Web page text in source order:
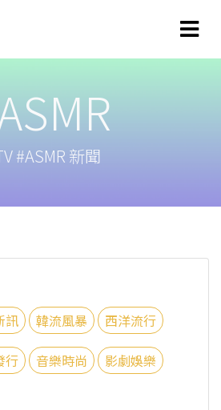
#ASMR 新聞
訊 韓流風暴 西洋流行
行 音樂時尚 影劇娛樂